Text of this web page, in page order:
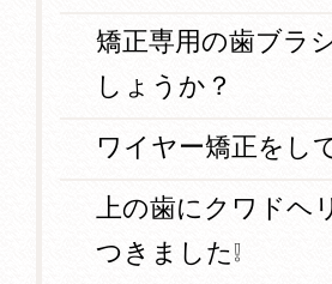
矯正専用の歯ブラ
しょうか？
ワイヤー矯正をし
上の歯にクワドヘ
つきました❕